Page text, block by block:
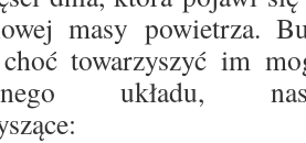
masy powietrza.
towarzyszyć im
układu,